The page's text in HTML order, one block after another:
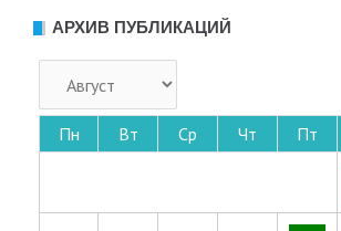
АРХИВ ПУБЛИКАЦИЙ
Пн Вт Ср Чт Пт